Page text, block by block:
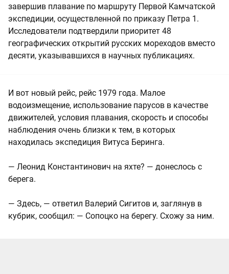
завершив плавание по маршруту Первой Камчатской
экспедиции, осуществленной по приказу Петра 1.
Исследователи подтвердили приоритет 48
географических открытий русских мореходов вместо
десяти, указывавшихся в научных публикациях.
И вот новый рейс, рейс 1979 года. Малое
водоизмещение, использование парусов в качестве
движителей, условия плавания, скорость и способы
наблюдения очень близки к тем, в которых
находилась экспедиция Витуса Беринга.
— Леонид Константинович на яхте? — донеслось с
берега.
— Здесь, — ответил Валерий Сигитов и, заглянув в
кубрик, сообщил: — Сопоцко на берегу. Схожу за ним.